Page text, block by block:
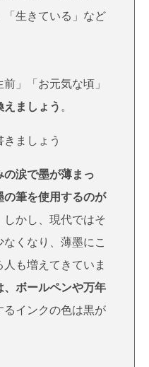
「生きている」など
」「お元気な頃」
ましょう 。
ましょう
の涙で墨が薄まっ
の筆を使用するのが
しかし、現代ではそ
くなり、薄墨にこ
も増えてきていま
、ボールペンや万年
るインクの色は黒が